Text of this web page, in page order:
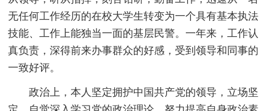
无任何工作经历的在校大学生转变为一个具有基本执法
技能、工作上能独当一面的基层民警。一年来，工作认
真负责，深得前来办事群众的好感，受到领导和同事的
一致好评。
政治上，本人坚定拥护中国共产党的领导，立场坚